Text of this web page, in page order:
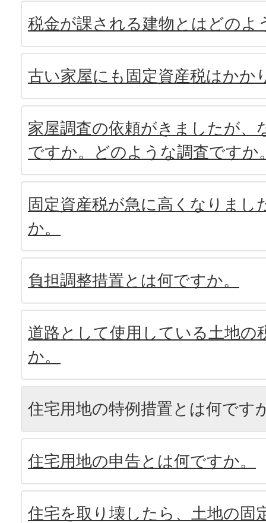
税金が課される建物とはどのよ
古い家屋にも固定資産税はかか
家屋調査の依頼がきましたが、
ですか。どのような調査ですか
固定資産税が急に高くなりまし
か。
負担調整措置とは何ですか。
道路として使用している土地の
か。
住宅用地の特例措置とは何です
住宅用地の申告とは何ですか。
住宅を取り壊したら、土地の固